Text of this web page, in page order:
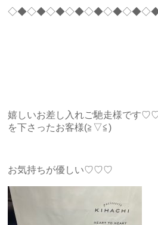
嬉しいお差し入れご馳走様です
を下さったお客様(≧▽≦)
お気持ちが優しい♡♡♡